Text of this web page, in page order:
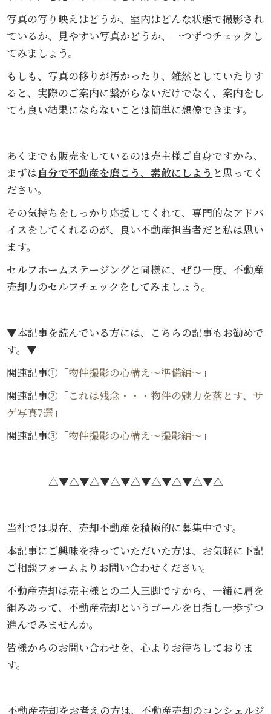
写真の写り映えはどうか、室内はどんな状態で撮影され
ているか、見やすい写真かどうか、一つずつチェックし
てみましょう。
もしも、写真の移りが汚かったり、雑然としていたりす
ると、実際のご案内に繋がらないだけでなく、案内をし
ても良い結果にならないことは簡単に想像できます。
あくまでも販売をしているのは売主様ご自身ですから、
まずは自分で不動産を磨こう、素敵にしよう と思ってく
ださい。
その気持ちをしっかり応援してくれて、専門的なアドバ
イスをしてくれるのが、良い不動産担当者だと私は思い
ます。
セルフホームステージングと同様に、ぜひ一度、不動産
売却力のセルフチェックをしてみましょう。
▼本記事を読んでいる方には、こちらの記事もお勧めで
す。▼
関連記事①「物件撮影の心構え～準備編～ 」
関連記事②「これは残念・・・物件の魅力を落とす、サ
ゲ写真7選 」
関連記事③「物件撮影の心構え～撮影編～ 」
△▼△▼△▼△▼△▼△▼△▼△▼△
当社では現在、売却不動産を積極的に募集中です。
本記事にご興味を持っていただいた方は、お気軽に下記
ご相談フォームよりお問い合わせください。
不動産売却は売主様との二人三脚ですから、一緒に肩を
組みあって、不動産売却というゴールを目指し一歩ずつ
進んでみませんか。
皆様からのお問い合わせを、心よりお待ちしておりま
す。
不動産売却をお考えの方は、不動産売却のコンシェルジ